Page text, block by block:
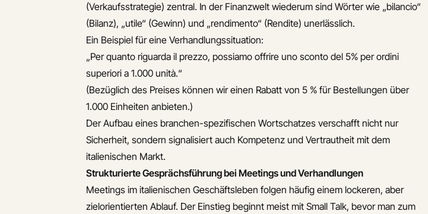
(Verkaufsstrategie) zentral. In der Finanzwelt wiederum sind Wörter wie „bilancio“
(Bilanz), „utile“ (Gewinn) und „rendimento“ (Rendite) unerlässlich.
Ein Beispiel für eine Verhandlungssituation:
„Per quanto riguarda il prezzo, possiamo offrire uno sconto del 5% per ordini
superiori a 1.000 unità.“
(Bezüglich des Preises können wir einen Rabatt von 5 % für Bestellungen über
1.000 Einheiten anbieten.)
Der Aufbau eines branchen-spezifischen Wortschatzes verschafft nicht nur
Sicherheit, sondern signalisiert auch Kompetenz und Vertrautheit mit dem
italienischen Markt.
Strukturierte Gesprächsführung bei Meetings und Verhandlungen
Meetings im italienischen Geschäftsleben folgen häufig einem lockeren, aber
zielorientierten Ablauf. Der Einstieg beginnt meist mit Small Talk, bevor man zum